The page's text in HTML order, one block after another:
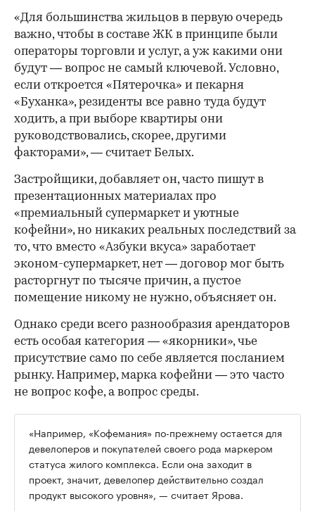
«Для большинства жильцов в первую очередь
важно, чтобы в составе ЖК в принципе были
операторы торговли и услуг, а уж какими они
будут — вопрос не самый ключевой. Условно,
если откроется «Пятерочка» и пекарня
«Буханка», резиденты все равно туда будут
ходить, а при выборе квартиры они
руководствовались, скорее, другими
факторами», — считает Белых.
Застройщики, добавляет он, часто пишут в
презентационных материалах про
«премиальный супермаркет и уютные
кофейни», но никаких реальных последствий за
то, что вместо «Азбуки вкуса» заработает
эконом-супермаркет, нет — договор мог быть
расторгнут по тысяче причин, а пустое
помещение никому не нужно, объясняет он.
Однако среди всего разнообразия арендаторов
есть особая категория — «якорники», чье
присутствие само по себе является посланием
рынку. Например, марка кофейни — это часто
не вопрос кофе, а вопрос среды.
«Например, «Кофемания» по-прежнему остается для
девелоперов и покупателей своего рода маркером
статуса жилого комплекса. Если она заходит в
проект, значит, девелопер действительно создал
продукт высокого уровня», — считает Ярова.